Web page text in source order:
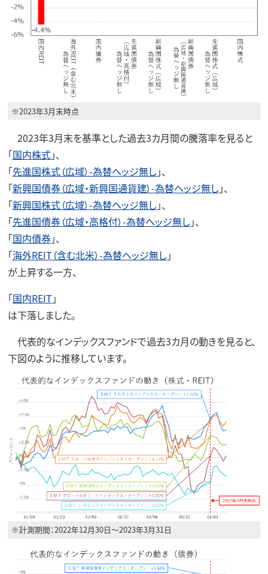
※2023年3月末時点
2023年3月末を基準とした過去3カ月間の騰落率を見ると
「国内株式」、
「先進国株式（広域）-為替ヘッジ無し」、
「新興国債券（広域・新興国通貨建）-為替ヘッジ無し」、
「新興国株式（広域）-為替ヘッジ無し」、
「先進国債券（広域・高格付）-為替ヘッジ無し」、
「国内債券」、
「海外REIT（含む北米）-為替ヘッジ無し」
が上昇する一方、
「国内REIT 」
は下落しました。
代表的なインデックスファンドで過去3カ月の動きを見ると、
下図のように推移しています。
※計測期間：2022年12月30日～2023年3月31日